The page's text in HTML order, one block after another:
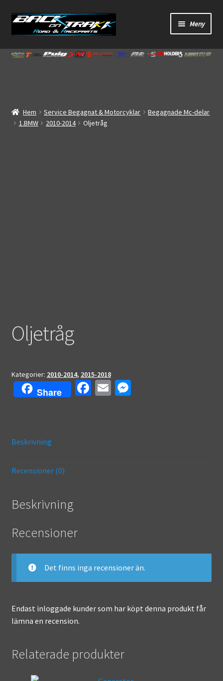
Hoppa
Hoppa
Meny
Start
Bilder
Hem Service Begagnat & Motorcyklar
Begagnade Mc-delar
1.BMW
2010-2014 Oljetråg
Oljetråg
Kategorier: 2010-2014, 2015-2018
Share
Fa E M
Beskrivning
Recensioner (0)
Beskrivning
Recensioner
Det finns inga recensioner än.
Endast inloggade kunder som har köpt denna produkt får
lämna en recension.
Relaterade produkter